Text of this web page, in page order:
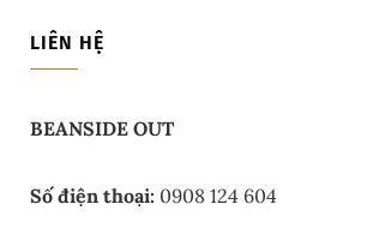
LIÊN HỆ
BEANSIDE OUT
Số điện thoại: 0908 124 604